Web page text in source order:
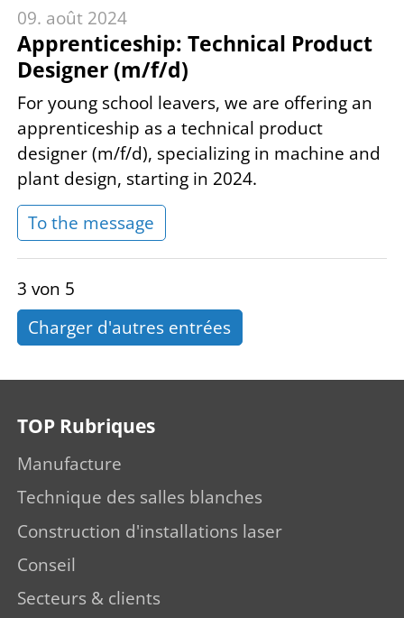
09. août 2024
Apprenticeship: Technical Product
Designer (m/f/d)
For young school leavers, we are offering an
apprenticeship as a technical product
designer (m/f/d), specializing in machine and
plant design, starting in 2024.
To the message
3 von 5
Charger d'autres entrées
TOP Rubriques
Manufacture
Technique des salles blanches
Construction d'installations laser
Conseil
Secteurs & clients